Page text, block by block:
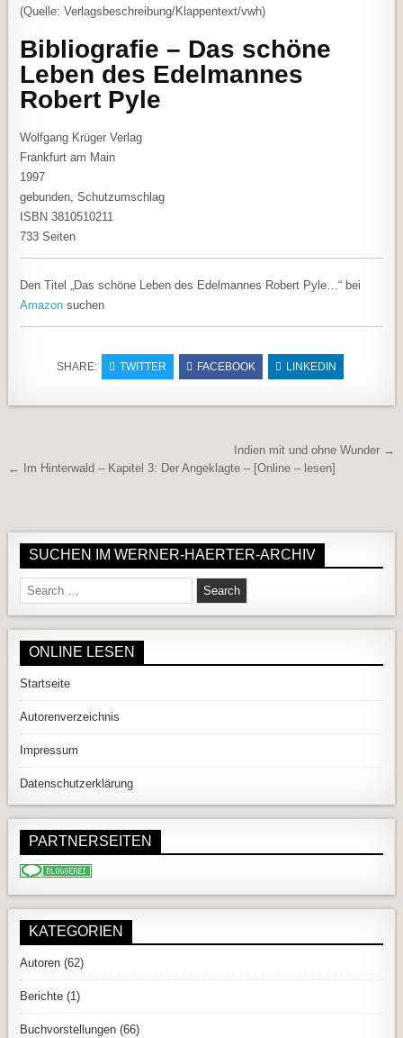
(Quelle: Verlagsbeschreibung/Klappentext/vwh)
Bibliografie – Das schöne
Leben des Edelmannes
Robert Pyle
Wolfgang Krüger Verlag
Frankfurt am Main
1997
gebunden, Schutzumschlag
ISBN 3810510211
733 Seiten
Den Titel „Das schöne Leben des Edelmannes Robert Pyle…“ bei
Amazonsuchen
SHARE: TWITTER FACEBOOK LINKEDIN
BeitragsnavigationIndien mit und ohne Wunder →
← Im Hinterwald – Kapitel 3: Der Angeklagte – [Online – lesen]
SUCHEN IM WERNER-HAERTER-ARCHIV
Search for:
ONLINE LESEN
Startseite
Autorenverzeichnis
Impressum
Datenschutzerklärung
PARTNERSEITEN
KATEGORIEN
Autoren (62)
Berichte (1)
Buchvorstellungen (66)